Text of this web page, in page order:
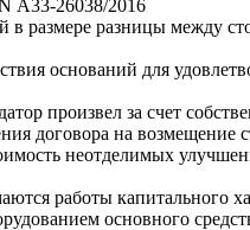
А33-26038/2016
размере разницы между
оснований для
произвел за счет
договора на
неотделимых
работы капитального
основного